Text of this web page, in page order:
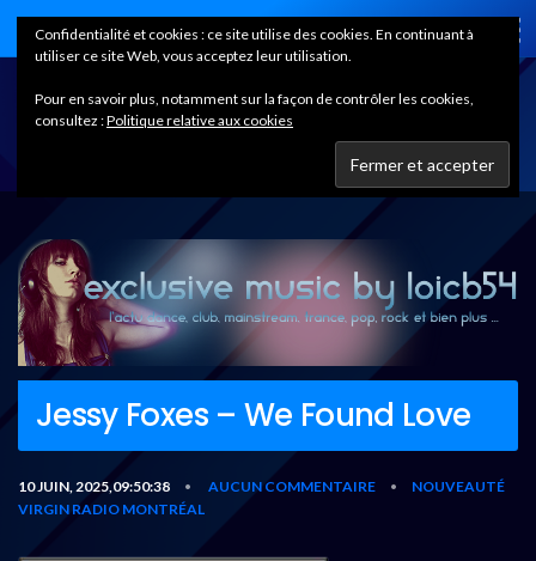
Home
Jessy Foxes – We Found Love
10 JUIN, 2025,09:50:38 • AUCUN COMMENTAIRE •
NOUVEAUTÉ
VIRGIN RADIO MONTRÉAL
Confidentialité et cookies : ce site utilise des cookies. En continuant à
utiliser ce site Web, vous acceptez leur utilisation.
Pour en savoir plus, notamment sur la façon de contrôler les cookies,
consultez :Politique relative aux cookies